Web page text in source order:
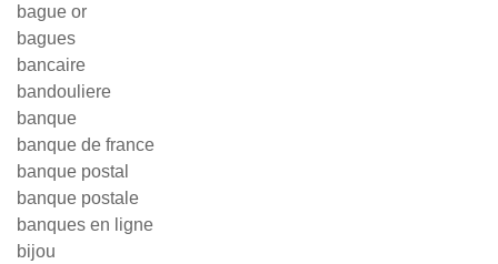
bague or
bagues
bancaire
bandouliere
banque
banque de france
banque postal
banque postale
banques en ligne
bijou